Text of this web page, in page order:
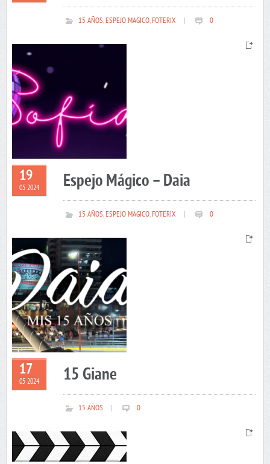
15 AÑOS,ESPEJO MAGICO,FOTERIX 0
19
05 2024 Espejo Mágico – Daia
15 AÑOS,ESPEJO MAGICO,FOTERIX 0
17
05 2024 15 Giane
15 AÑOS 0